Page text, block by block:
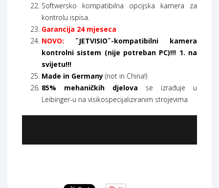
Softwersko kompatibilna opcijska kamera za
kontrolu ispisa.
Garancija 24 mjeseca
NOVO: ˝JETVISIO˝-kompatibilni kamera
kontrolni sistem (nije potreban PC)!!! 1. na
svijetu!!!
Made in Germany (not in China!)
85% mehaničkih djelova se izrađuje u
Leibinger-u na visikospecijaliziranim strojevima